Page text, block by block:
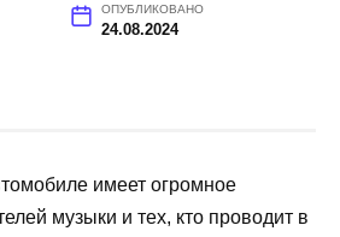
ОПУБЛИКОВАНО
24.08.2024
имеет огромное
музыки и тех, кто проводит в